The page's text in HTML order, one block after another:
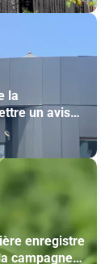
la
un avis
du
enregistre
campagne